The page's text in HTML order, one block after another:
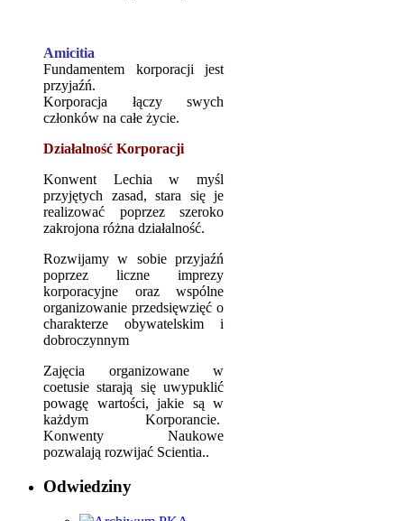
Amicitia
Fundamentem korporacji jest
przyjaźń.
Korporacja łączy swych
członków na całe życie.
Działalność Korporacji
Konwent Lechia w myśl
przyjętych zasad, stara się je
realizować poprzez szeroko
zakrojona różna działalność.
Rozwijamy w sobie przyjaźń
poprzez liczne imprezy
korporacyjne oraz wspólne
organizowanie przedsięwzięć o
charakterze obywatelskim i
dobroczynnym
Zajęcia organizowane w
coetusie starają się uwypuklić
powagę wartości, jakie są w
każdym Korporancie.
Konwenty Naukowe
pozwalają rozwijać Scientia..
Odwiedziny